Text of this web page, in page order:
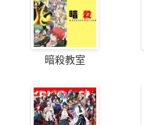
暗殺教室